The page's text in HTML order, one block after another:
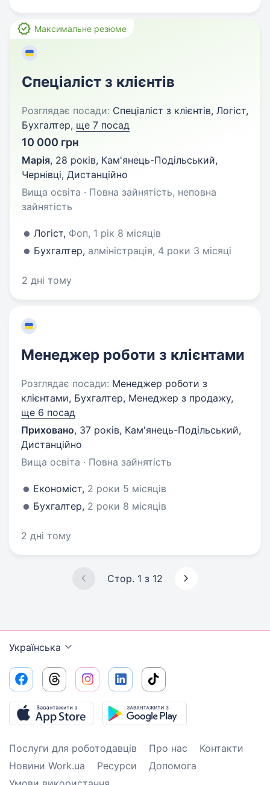
Максимальне резюме
Спеціаліст з клієнтів
Розглядає посади: Спеціаліст з клієнтів, Логіст,
Бухгалтер, ще 7 посад
10 000 грн
Марія, 28 років, Кам'янець-Подільський,
Чернівці, Дистанційно
Вища освіта · Повна зайнятість, неповна
зайнятість
Логіст, Фоп, 1 рік 8 місяців
Бухгалтер, алміністрація, 4 роки 3 місяці
2 дні тому
Менеджер роботи з клієнтами
Розглядає посади: Менеджер роботи з
клієнтами, Бухгалтер, Менеджер з продажу,
ще 6 посад
Приховано, 37 років, Кам'янець-Подільський,
Дистанційно
Вища освіта · Повна зайнятість
Економіст, 2 роки 5 місяців
Бухгалтер, 2 роки 8 місяців
2 дні тому
Стор. 1 з 12
Українська
Послуги для роботодавців Про нас
Контакти
Новини Work.ua
Ресурси
Допомога